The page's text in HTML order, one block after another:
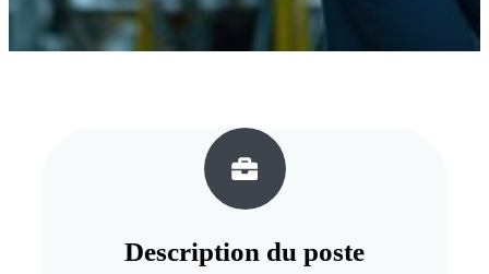
Description du poste